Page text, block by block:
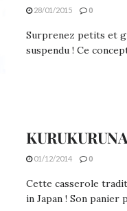
28/01/2015 0
Surprenez petits et
suspendu ! Ce
01/12/2014 0
Cette casserole
in Japan ! Son